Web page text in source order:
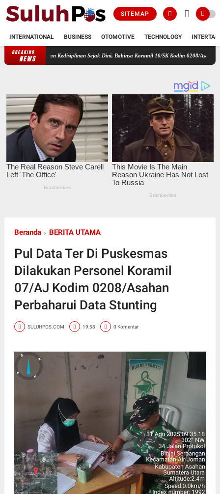
SITEMAP
INTERNATIONAL BUSINESS OTOMOTIVE TECHNOLOGY
BREAKING
NEWS
dan Kedisiplinan Sejak Dini, Babinsa Koramil 10/SK Kodim 0208/Asahan Beri Pelatihan
Beranda BERITA UTAMA
Pul Data Ter Di Puskesmas
Dilakukan Personel Koramil
07/AJ Kodim 0208/Asahan
Perbaharui Data Stunting
SULUHPOS.COM 19:58 0 Komentar